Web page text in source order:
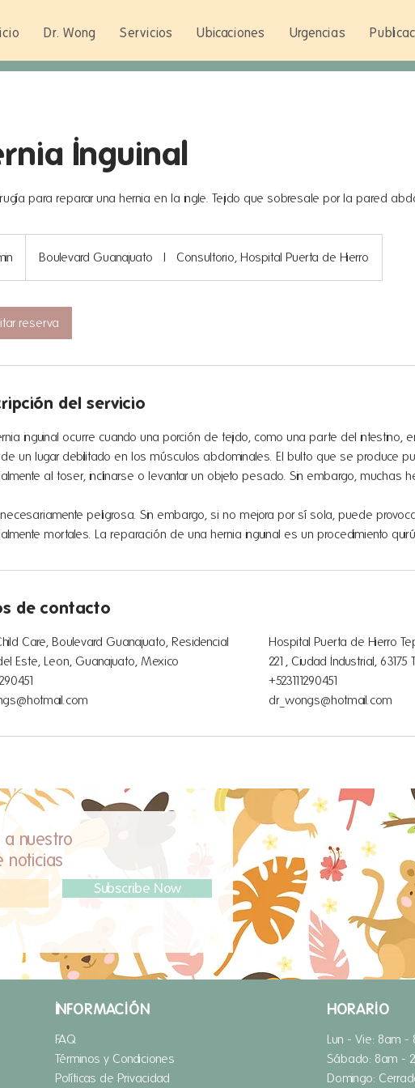
Dr. Wong Servicios Ubicaciones Urgencias
Inguinal
para reparar una hernia en la ingle. Tejido que sobresale por la pared
Boulevard Guanajuato | Consultorio, Hospital Puerta de Hierro
reserva
del servicio
inguinal ocurre cuando una porción de tejido, como una parte del intestino,
un lugar debilitado en los músculos abdominales. El bulto que se produce
al toser, inclinarse o levantar un objeto pesado. Sin embargo, muchas
peligrosa. Sin embargo, si no mejora por sí sola, puede
mortales. La reparación de una hernia inguinal es un procedimiento
de contacto
Care, Boulevard Guanajuato, Residencial
Este, Leon, Guanajuato, Mexico
Hospital Puerta de Hierro
221, Ciudad Industrial,
+523111290451
dr_wongs@hotmail.com
INFORMACIÓN
FAQ
Términos y Condiciones
Políticas de Privacidad
HORARIO
Lun - Vie: 8am -
​​Sábado: 8am -
​Domingo:
nuestro
noticias
Subscribe Now